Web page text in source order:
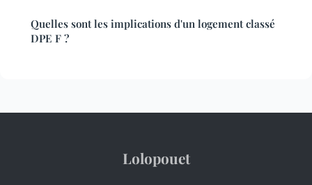
Quelles sont les implications d'un logement classé
DPE F ?
Lolopouet